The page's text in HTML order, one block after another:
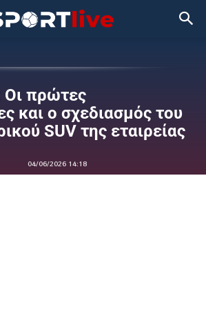
Οι πρώτες
και ο σχεδιασμός του
SUV της εταιρείας
04/06/2026 14:18